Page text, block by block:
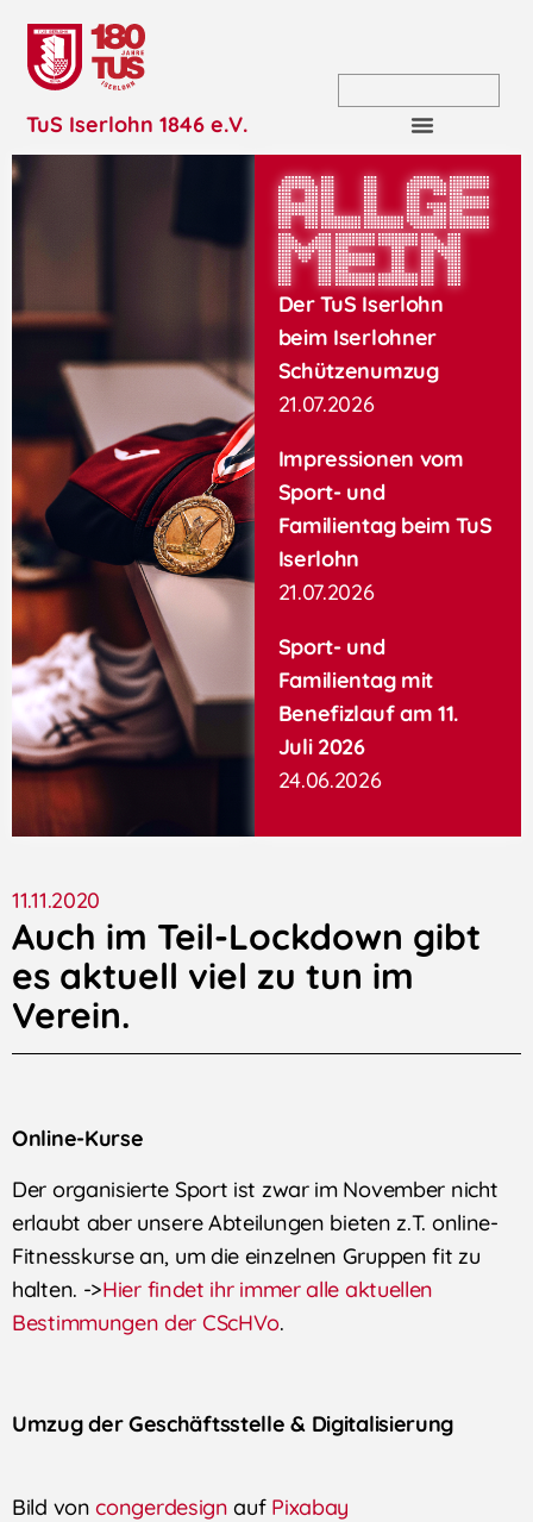
TuS Iserlohn 1846 e.V.
Allge
mein
Der TuS Iserlohn
beim Iserlohner
Schützenumzug
21.07.2026
Impressionen vom
Sport- und
Familientag beim TuS
Iserlohn
21.07.2026
Sport- und
Familientag mit
Benefizlauf am 11.
Juli 2026
24.06.2026
11.11.2020
Auch im Teil-Lockdown gibt
es aktuell viel zu tun im
Verein.
Online-Kurse
Der organisierte Sport ist zwar im November nicht
erlaubt aber unsere Abteilungen bieten z.T. online-
Fitnesskurse an, um die einzelnen Gruppen fit zu
halten. ->Hier findet ihr immer alle aktuellen
Bestimmungen der CScHVo.
Umzug der Geschäftsstelle & Digitalisierung
Bild voncongerdesign auf Pixabay